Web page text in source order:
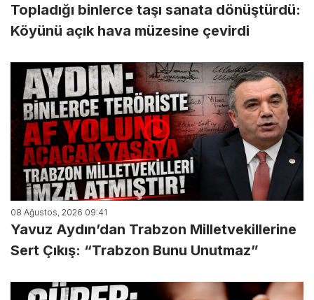
Topladığı binlerce taşı sanata dönüştürdü:
Köyünü açık hava müzesine çevirdi
08 Ağustos, 2026 09:41
Yavuz Aydın’dan Trabzon Milletvekillerine
Sert Çıkış: “Trabzon Bunu Unutmaz”